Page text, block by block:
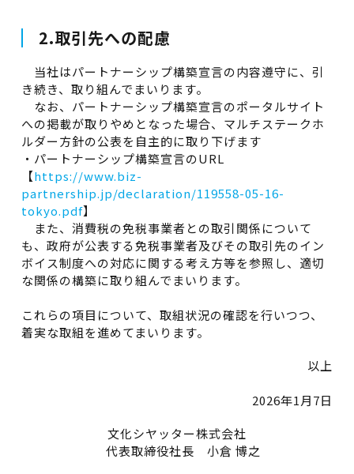
2.取引先への配慮
当社はパートナーシップ構築宣言の内容遵守に、引
き続き、取り組んでまいります。
なお、パートナーシップ構築宣言のポータルサイト
への掲載が取りやめとなった場合、マルチステークホ
ルダー方針の公表を自主的に取り下げます
・パートナーシップ構築宣言のURL
【https://www.biz-
partnership.jp/declaration/119558-05-16-
tokyo.pdf】
また、消費税の免税事業者との取引関係について
も、政府が公表する免税事業者及びその取引先のイン
ボイス制度への対応に関する考え方等を参照し、適切
な関係の構築に取り組んでまいります。
これらの項目について、取組状況の確認を行いつつ、
着実な取組を進めてまいります。
以上
2026年1月7日
文化シヤッター株式会社
代表取締役社長 小倉 博之